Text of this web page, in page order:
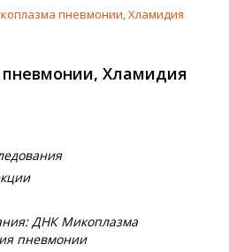
пневмонии, Хламидия
Хламидия
ДНК Микоплазма
пневмонии